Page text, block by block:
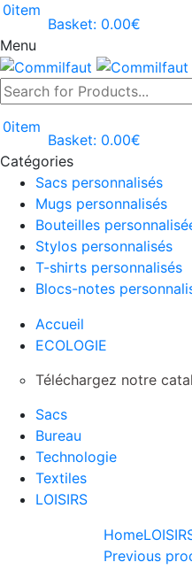
0item
Basket: 0.00€
Menu
0item
Basket: 0.00€
Catégories
Sacs personnalisés
Mugs personnalisés
Bouteilles
Stylos personnalisés
T-shirts personnalisés
Blocs-notes
Accueil
ECOLOGIE
Téléchargez notre
Sacs
Bureau
Technologie
Textiles
LOISIRS
Home
Previous